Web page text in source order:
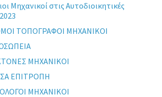
Μηχανικοί στις Αυτοδιοικητικές
ΤΟΠΟΓΡΑΦΟΙ ΜΗΧΑΝΙΚΟΙ
ΜΗΧΑΝΙΚΟΙ
ΕΠΙΤΡΟΠΗ
ΜΗΧΑΝΙΚΟΙ